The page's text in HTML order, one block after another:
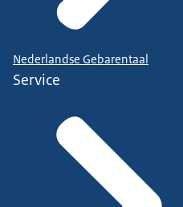
Nederlandse Gebarentaal
Service